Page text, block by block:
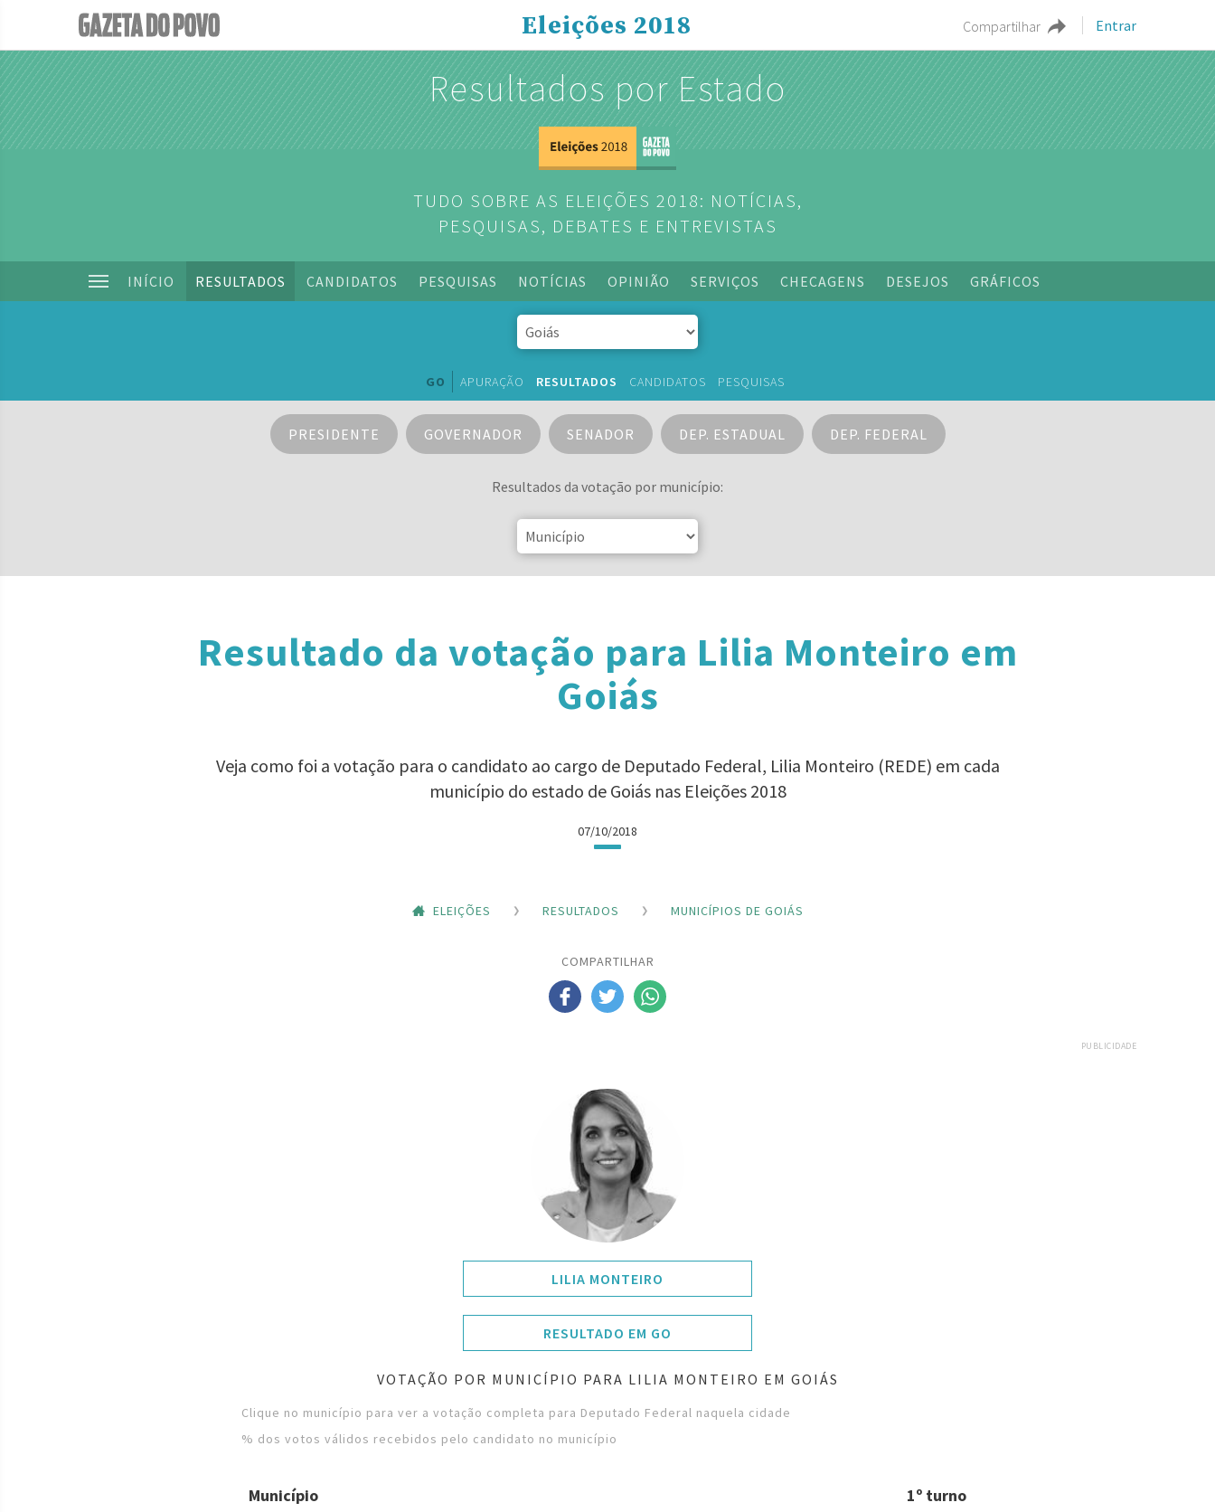
Compartilhar Entrar
Eleições 2018
Resultados por Estado
TUDO SOBRE AS ELEIÇÕES 2018: NOTÍCIAS,
PESQUISAS, DEBATES E ENTREVISTAS
INÍCIO RESULTADOS CANDIDATOS PESQUISAS NOTÍCIAS OPINIÃO SERVIÇOS CHECAGENS DESEJOS GRÁFICOS
GO APURAÇÃO RESULTADOS CANDIDATOS PESQUISAS
PRESIDENTE GOVERNADOR SENADOR DEP. ESTADUAL DEP. FEDERAL
Resultados da votação por município:
Resultado da votação para Lilia Monteiro em
Goiás
Veja como foi a votação para o candidato ao cargo de Deputado Federal, Lilia Monteiro (REDE) em cada
município do estado de Goiás nas Eleições 2018
07/10/2018
ELEIÇÕES RESULTADOS MUNICÍPIOS DE GOIÁS
COMPARTILHAR
PUBLICIDADE
LILIA MONTEIRO
RESULTADO EM GO
VOTAÇÃO POR MUNICÍPIO PARA LILIA MONTEIRO EM GOIÁS
Clique no município para ver a votação completa para Deputado Federal naquela cidade
% dos votos válidos recebidos pelo candidato no município
Município 1º turno